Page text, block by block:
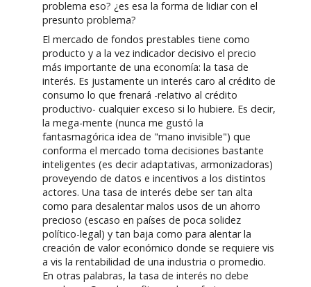
problema eso? ¿es esa la forma de lidiar con el
presunto problema?
El mercado de fondos prestables tiene como
producto y a la vez indicador decisivo el precio
más importante de una economía: la tasa de
interés. Es justamente un interés caro al crédito de
consumo lo que frenará -relativo al crédito
productivo- cualquier exceso si lo hubiere. Es decir,
la mega-mente (nunca me gustó la
fantasmagórica idea de "mano invisible") que
conforma el mercado toma decisiones bastante
inteligentes (es decir adaptativas, armonizadoras)
proveyendo de datos e incentivos a los distintos
actores. Una tasa de interés debe ser tan alta
como para desalentar malos usos de un ahorro
precioso (escaso en países de poca solidez
político-legal) y tan baja como para alentar la
creación de valor económico donde se requiere vis
a vis la rentabilidad de una industria o promedio.
En otras palabras, la tasa de interés no debe